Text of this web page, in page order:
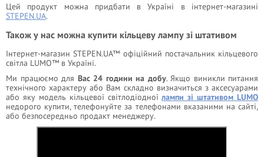
Цей продукт можна придбати в Україні в інтернет-магазині
STEPEN.UA.
Також у нас можна купити кільцеву лампу зі штативом
Інтернет-магазин STEPEN.UA™ офіційний постачальник кільцевого
світла LUMO™ в Україні.
Ми працюємо для Вас 24 години на добу. Якщо виникли питання
технічного характеру або Вам складно визначиться з аксесуарами
або яку модель кільцевої світлодіодноїлампи зі штативом LUMO
недорого купити, телефонуйте за телефонами вказаними на сайті,
або безпосередньо продакт менеджеру.